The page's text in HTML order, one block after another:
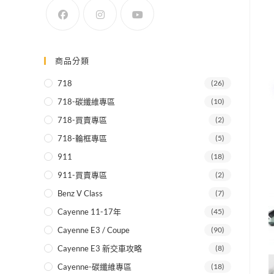
商品分類
718 (26)
718-碳纖維專區 (10)
718-買賣專區 (2)
718-輪框專區 (5)
911 (18)
911-買賣專區 (2)
Benz V Class (7)
Cayenne 11-17年 (45)
Cayenne E3 / Coupe (90)
Cayenne E3 新交車攻略 (8)
Cayenne-碳纖維專區 (18)